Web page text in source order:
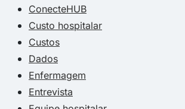
ConecteHUB
Custo hospitalar
Custos
Dados
Enfermagem
Entrevista